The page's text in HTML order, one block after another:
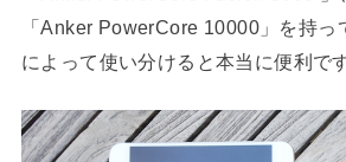
「Anker PowerCore 10000」を持っ
によって使い分けると本当に便利です